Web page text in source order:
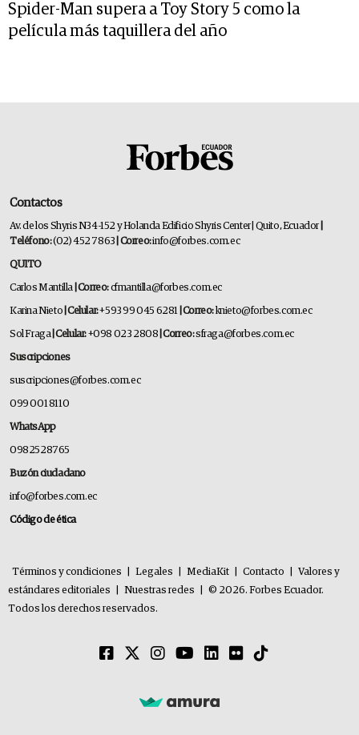
Spider-Man supera a Toy Story 5 como la
película más taquillera del año
Contactos
Av. de los Shyris N34-152 y Holanda Edificio Shyris Center | Quito, Ecuador
Teléfono:(02) 452 7863 | Correo:info@forbes.com.ec
QUITO
Carlos Mantilla | Correo:cfmantilla@forbes.com.ec
Karina Nieto | Celular:+593 99 045 6281 | Correo:knieto@forbes.com.ec
Sol Fraga| Celular:+098 023 2808 | Correo:sfraga@forbes.com.ec
Suscripciones
suscripciones@forbes.com.ec
099 001 8110
WhatsApp
0982528765
Buzón ciudadano
info@forbes.com.ec
Código de ética
Términos y condiciones Legales MediaKit Contacto
Valores y
estándares editoriales
Nuestras redes
© 2026. Forbes Ecuador.
Todos los derechos reservados.